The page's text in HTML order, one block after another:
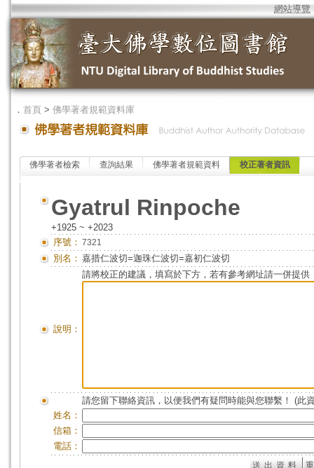
網站導覽
． 首頁 > 佛學著者規範資料庫
佛學著者檢索 查詢結果 佛學著者規範資料 校正著者資訊
Gyatrul Rinpoche
+1925 ~ +2023
序號： 7321
別名： 嘉措仁波切=迦珠仁波切=嘉初仁波切
說明：
請將校正的建議，填寫於下方，若有參考網址請一併提供
請您留下聯絡資訊，以便我們有疑問時能與您聯繫！ (此
姓名：
信箱：
電話：